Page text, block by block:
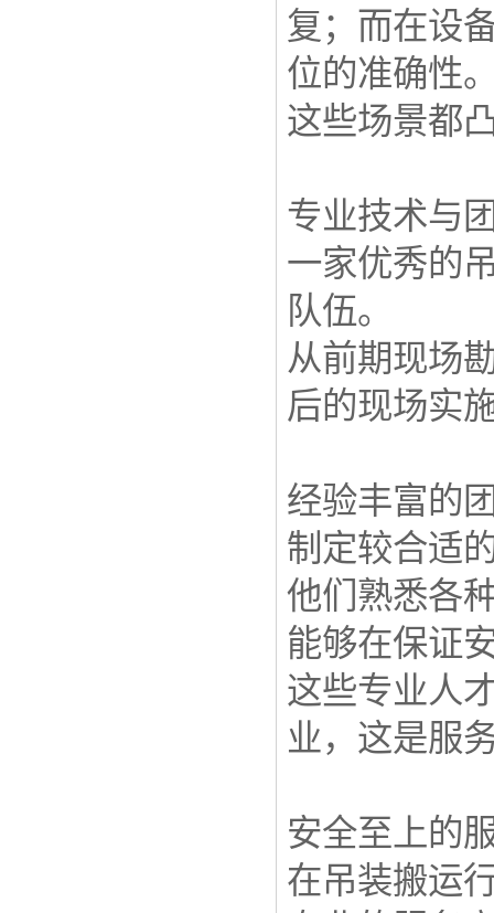
复；而在设
位的准确性
这些场景都
专业技术与
一家优秀的
队伍。
从前期现场
后的现场实
经验丰富的
制定较合适
他们熟悉各
能够在保证
这些专业人
业，这是服
安全至上的
在吊装搬运